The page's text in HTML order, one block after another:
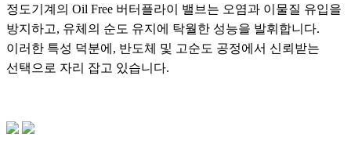
정도기계의 Oil Free 버터플라이 밸브는 오염과 이물질 유입을
방지하고, 유체의 순도 유지에 탁월한 성능을 발휘합니다.
이러한 특성 덕분에, 반도체 및 고순도 공정에서 신뢰받는
선택으로 자리 잡고 있습니다.